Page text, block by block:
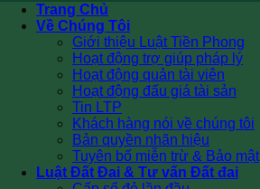
Trang Chủ
Về Chúng Tôi
Giới thiệu Luật Tiền Phong
Hoạt động trợ giúp pháp lý
Hoạt động quản tài viên
Hoạt động đấu giá tài sản
Tin LTP
Khách hàng nói về chúng tôi
Bản quyền nhãn hiệu
Tuyên bố miễn trừ & Bảo mật
Luật Đất Đai & Tư vấn Đất đai